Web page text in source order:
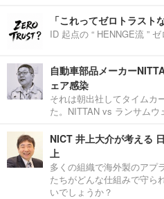
「これってゼロトラスト
ID 起点の “ HENNGE流 ”
自動車部品メーカー
ェア感染
それは朝出社してタイムカ
た。NITTAN vs ランサムウ
NICT 井上大介が考える
上
多くの組織で海外製のアプ
たちがどんな仕組みで守ら
いでしょうか？